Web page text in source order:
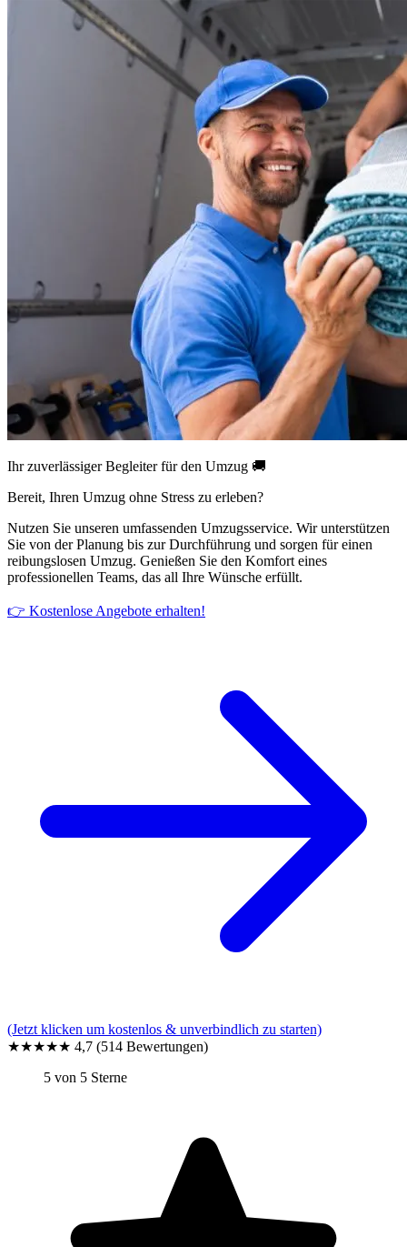
Ihr zuverlässiger Begleiter für den Umzug 🚚
Bereit, Ihren Umzug ohne Stress zu erleben?
Nutzen Sie unseren umfassenden Umzugsservice. Wir unterstützen
Sie von der Planung bis zur Durchführung und sorgen für einen
reibungslosen Umzug. Genießen Sie den Komfort eines
professionellen Teams, das all Ihre Wünsche erfüllt.
👉 Kostenlose Angebote erhalten!
(Jetzt klicken um kostenlos & unverbindlich zu starten)
★★★★★ 4,7 (514 Bewertungen)
5 von 5 Sterne